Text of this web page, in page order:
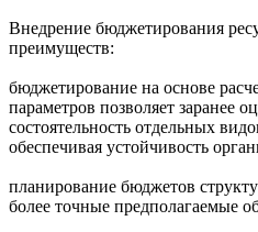
Внедрение бюджетирования
преимуществ:
бюджетирование на основе
параметров позволяет заранее
состоятельность отдельных
обеспечивая устойчивость
планирование бюджетов
более точные предполагаемые